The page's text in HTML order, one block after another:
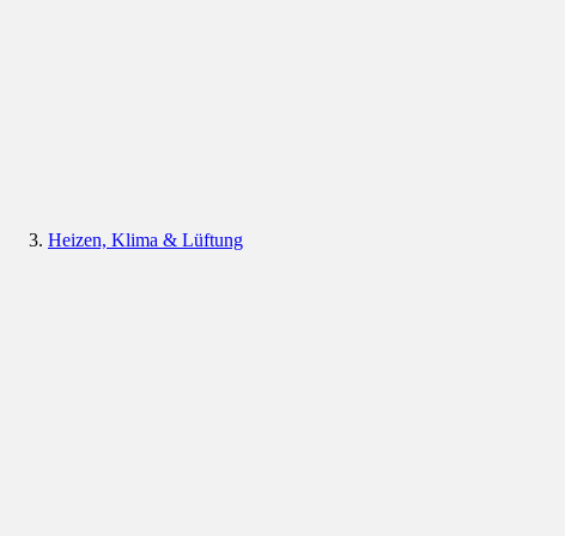
Heizen, Klima & Lüftung